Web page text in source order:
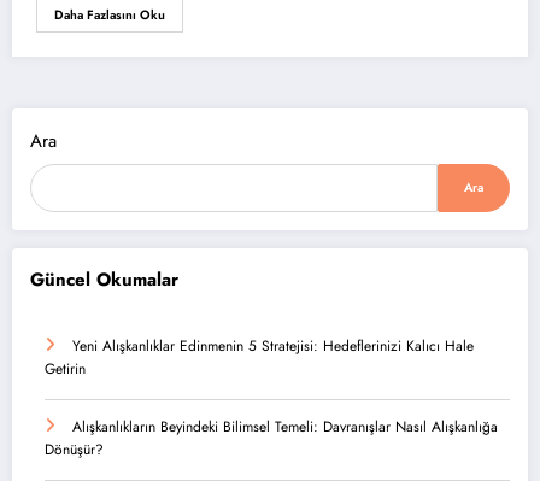
Daha Fazlasını Oku
Ara
Ara
Güncel Okumalar
Yeni Alışkanlıklar Edinmenin 5 Stratejisi: Hedeflerinizi Kalıcı Hale
Getirin
Alışkanlıkların Beyindeki Bilimsel Temeli: Davranışlar Nasıl Alışkanlığa
Dönüşür?